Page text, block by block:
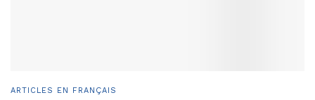
ARTICLES EN FRANÇAIS